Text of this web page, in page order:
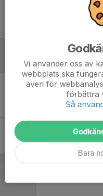
Ingen
Inför match
Vi använder oss av
webbplats ska
även för
förbättra
Så
Bara